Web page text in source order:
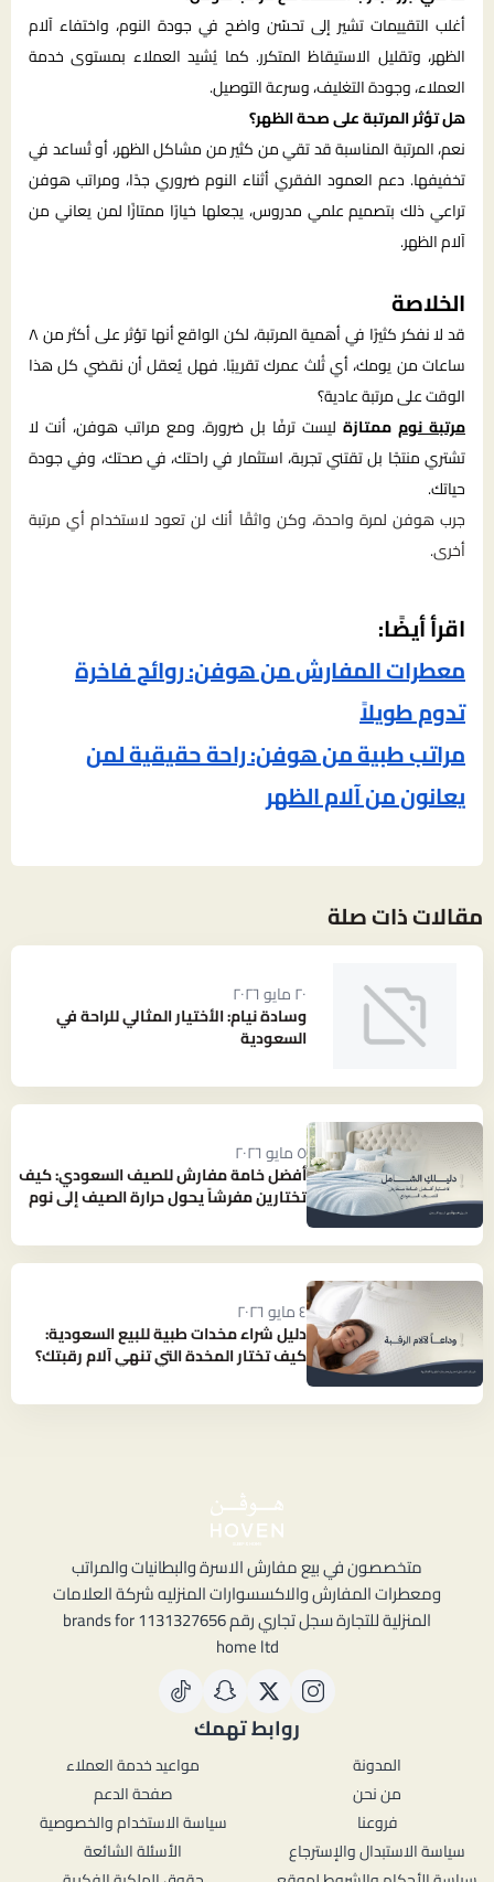
أغلب التقييمات تشير إلى تحسّن واضح في جودة النوم، واختفاء آلام
الظهر، وتقليل الاستيقاظ المتكرر. كما يُشيد العملاء بمستوى خدمة
العملاء، وجودة التغليف، وسرعة التوصيل.
هل تؤثر المرتبة على صحة الظهر؟
نعم، المرتبة المناسبة قد تقي من كثير من مشاكل الظهر، أو تُساعد في
تخفيفها. دعم العمود الفقري أثناء النوم ضروري جدًا، ومراتب هوفن
تراعي ذلك بتصميم علمي مدروس، يجعلها خيارًا ممتازًا لمن يعاني من
آلام الظهر.
الخلاصة
قد لا نفكر كثيرًا في أهمية المرتبة، لكن الواقع أنها تؤثر على أكثر من ٨
ساعات من يومك، أي ثُلث عمرك تقريبًا. فهل يُعقل أن نقضي كل هذا
الوقت على مرتبة عادية؟
مرتبة نوم ممتازة ليست ترفًا بل ضرورة. ومع مراتب هوفن، أنت لا
تشتري منتجًا بل تقتني تجربة، استثمار في راحتك، في صحتك، وفي جودة
حياتك.
جرب هوفن لمرة واحدة، وكن واثقًا أنك لن تعود لاستخدام أي مرتبة
أخرى.
اقرأ أيضًا:
معطرات المفارش من هوفن: روائح فاخرة
تدوم طويلاً
مراتب طبية من هوفن: راحة حقيقية لمن
يعانون من آلام الظهر
مقالات ذات صلة
٢٠ مايو ٢٠٢٦
وسادة نيام: الأختيار المثالي للراحة في
السعودية
٥ مايو ٢٠٢٦
أفضل خامة مفارش للصيف السعودي: كيف
تختارين مفرشاً يحول حرارة الصيف إلى نوم
٤ مايو ٢٠٢٦
دليل شراء مخدات طبية للبيع السعودية:
كيف تختار المخدة التي تنهي آلام رقبتك؟
متخصصون في بيع مفارش الاسرة والبطانيات والمراتب
ومعطرات المفارش والاكسسوارات المنزليه شركة العلامات
المنزلية للتجارة سجل تجاري رقم 1131327656 brands for
home ltd
روابط تهمك
المدونة
من نحن
فروعنا
سياسة الاستبدال والإسترجاع
مواعيد خدمة العملاء
صفحة الدعم
سياسة الاستخدام والخصوصية
الأسئلة الشائعة